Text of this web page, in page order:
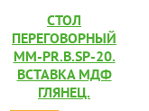
СТОЛ
ПЕРЕГОВОРНЫЙ
MM-PR.B.SP-20.
ВСТАВКА МДФ
ГЛЯНЕЦ.